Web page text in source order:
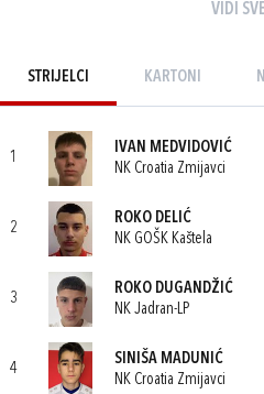
VIDI SVE
STRIJELCI KARTONI
1
IVAN MEDVIDOVIĆ
NK Croatia Zmijavci
2
ROKO DELIĆ
NK GOŠK Kaštela
3
ROKO DUGANDŽIĆ
NK Jadran-LP
4
SINIŠA MADUNIĆ
NK Croatia Zmijavci